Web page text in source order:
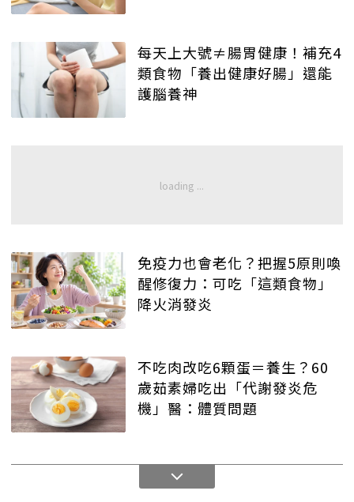
每天上大號≠腸胃健康！補充4
類食物「養出健康好腸」還能
護腦養神
免疫力也會老化？把握5原則喚
醒修復力：可吃「這類食物」
降火消發炎
不吃肉改吃6顆蛋＝養生？60
歲茹素婦吃出「代謝發炎危
機」醫：體質問題